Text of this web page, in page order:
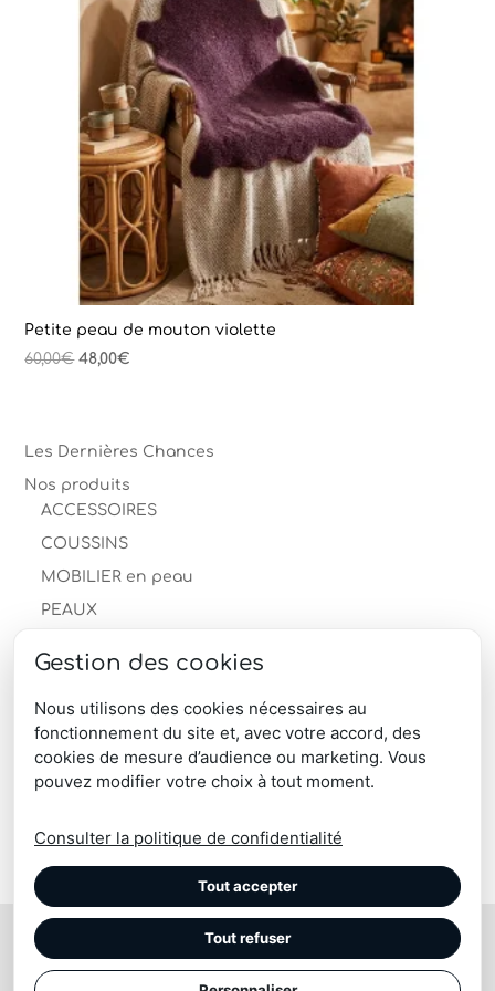
Petite peau de mouton violette
60,00€ Le
60,00€.
48,00€
48,00€.
Les Dernières Chances
Nos produits
ACCESSOIRES
COUSSINS
MOBILIER en peau
PEAUX
Peau de mouton
Peau de vache
TAPIS
produits-professionnels
© Maison Tergus | coussin, plaid, pouf, chausson, tapis
| Peau vache, mouton, renne, blesbok, lapin
Gestion des cookies
Nous utilisons des cookies nécessaires au
fonctionnement du site et, avec votre accord, des
cookies de mesure d’audience ou marketing. Vous
pouvez modifier votre choix à tout moment.
Consulter la politique de confidentialité
Tout accepter
Tout refuser